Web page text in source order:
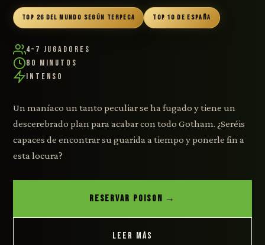
TOP 26 DEL MUNDO SEGÚN TERPECA TOP 10 DE ESPAÑA
4–7 Jugadores
80 Minutos
Intenso
Un maníaco un tanto peculiar se ha fugado y tiene un
descerebrado plan para acabar con todo Gotham. ¿Seréis
capaces de encontrar su guarida a tiempo y ponerle fin a
esta locura?
RESERVAR POISON →
LEER MÁS